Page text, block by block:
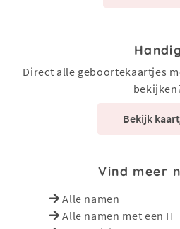
Handig
Direct alle geboortekaartjes
Bekijk
Vind meer
Alle namen
Alle namen met een H